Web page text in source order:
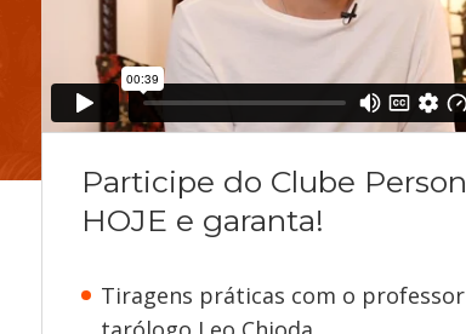
Participe do Clube
HOJE e garanta!
Tiragens práticas com o